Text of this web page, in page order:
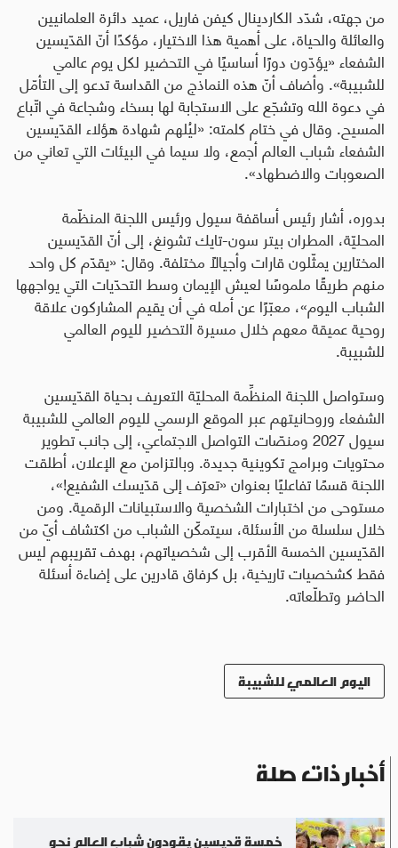
من جهته، شدّد الكاردينال كيفن فاريل، عميد دائرة العلمانيين
والعائلة والحياة، على أهمية هذا الاختيار، مؤكدًا أنّ القدّيسين
الشفعاء «يؤدّون دورًا أساسيًا في التحضير لكل يوم عالمي
للشبيبة». وأضاف أنّ هذه النماذج من القداسة تدعو إلى التأمّل
في دعوة الله وتشجّع على الاستجابة لها بسخاء وشجاعة في اتّباع
المسيح. وقال في ختام كلمته: «ليُلهم شهادة هؤلاء القدّيسين
الشفعاء شباب العالم أجمع، ولا سيما في البيئات التي تعاني من
الصعوبات والاضطهاد».
بدوره، أشار رئيس أساقفة سيول ورئيس اللجنة المنظّمة
المحليّة، المطران بيتر سون-تايك تشونغ، إلى أنّ القدّيسين
المختارين يمثّلون قارات وأجيالًا مختلفة. وقال: «يقدّم كل واحد
منهم طريقًا ملموسًا لعيش الإيمان وسط التحدّيات التي يواجهها
الشباب اليوم»، معبّرًا عن أمله في أن يقيم المشاركون علاقة
روحية عميقة معهم خلال مسيرة التحضير لليوم العالمي
للشبيبة.
وستواصل اللجنة المنظِّمة المحليّة التعريف بحياة القدّيسين
الشفعاء وروحانيتهم عبر الموقع الرسمي لليوم العالمي للشبيبة
سيول 2027 ومنصّات التواصل الاجتماعي، إلى جانب تطوير
محتويات وبرامج تكوينية جديدة. وبالتزامن مع الإعلان، أطلقت
اللجنة قسمًا تفاعليًا بعنوان «تعرّف إلى قدّيسك الشفيع!»،
مستوحى من اختبارات الشخصية والاستبيانات الرقمية. ومن
خلال سلسلة من الأسئلة، سيتمكّن الشباب من اكتشاف أيّ من
القدّيسين الخمسة الأقرب إلى شخصياتهم، بهدف تقريبهم ليس
فقط كشخصيات تاريخية، بل كرفاق قادرين على إضاءة أسئلة
الحاضر وتطلّعاته.
اليوم العالمي للشبيبة
أخبار ذات صلة
خمسة قديسين يقودون شباب العالم نحو